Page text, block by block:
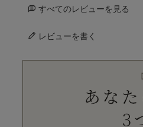
すべてのレビューを見る
レビューを書く